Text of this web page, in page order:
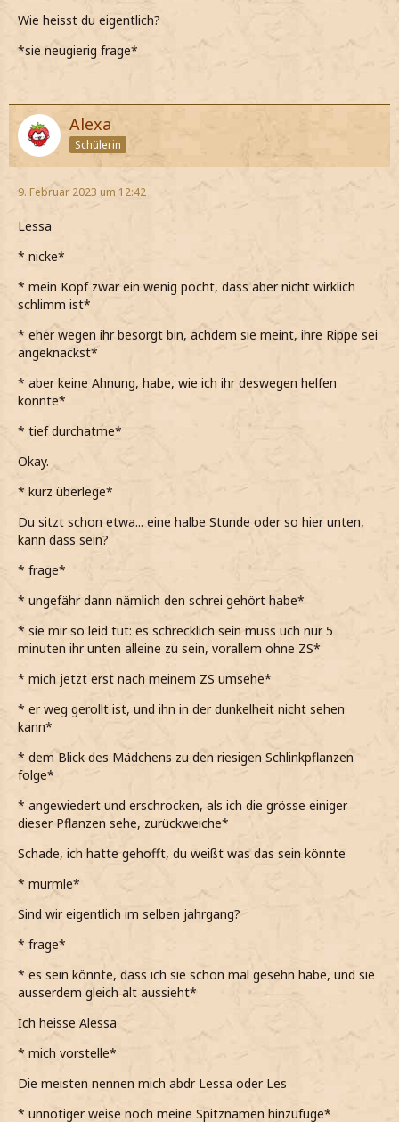
Wie heisst du eigentlich?
*sie neugierig frage*
Alexa
Schülerin
9. Februar 2023 um 12:42
Lessa
* nicke*
* mein Kopf zwar ein wenig pocht, dass aber nicht wirklich
schlimm ist*
* eher wegen ihr besorgt bin, achdem sie meint, ihre Rippe sei
angeknackst*
* aber keine Ahnung, habe, wie ich ihr deswegen helfen
könnte*
* tief durchatme*
Okay.
* kurz überlege*
Du sitzt schon etwa... eine halbe Stunde oder so hier unten,
kann dass sein?
* frage*
* ungefähr dann nämlich den schrei gehört habe*
* sie mir so leid tut: es schrecklich sein muss uch nur 5
minuten ihr unten alleine zu sein, vorallem ohne ZS*
* mich jetzt erst nach meinem ZS umsehe*
* er weg gerollt ist, und ihn in der dunkelheit nicht sehen
kann*
* dem Blick des Mädchens zu den riesigen Schlinkpflanzen
folge*
* angewiedert und erschrocken, als ich die grösse einiger
dieser Pflanzen sehe, zurückweiche*
Schade, ich hatte gehofft, du weißt was das sein könnte
* murmle*
Sind wir eigentlich im selben jahrgang?
* frage*
* es sein könnte, dass ich sie schon mal gesehn habe, und sie
ausserdem gleich alt aussieht*
Ich heisse Alessa
* mich vorstelle*
Die meisten nennen mich abdr Lessa oder Les
* unnötiger weise noch meine Spitznamen hinzufüge*